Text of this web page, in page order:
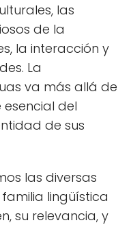
las
de la
la interacción y
La
va más allá de
del
de sus
las diversas
lingüística
su relevancia, y